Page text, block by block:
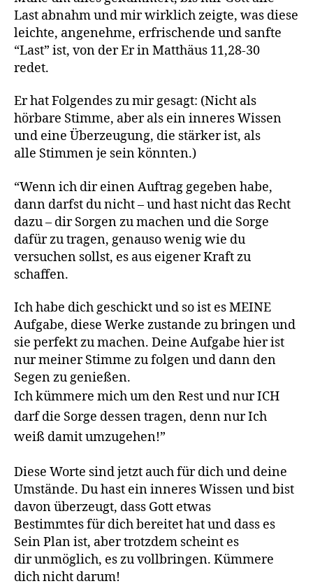
Last abnahm und mir wirklich zeigte, was diese
leichte, angenehme, erfrischende und sanfte
“Last” ist, von der Er in Matthäus 11,28-30
redet.
Er hat Folgendes zu mir gesagt: (Nicht als
hörbare Stimme, aber als ein inneres Wissen
und eine Überzeugung, die stärker ist, als
alle Stimmen je sein könnten.)
“Wenn ich dir einen Auftrag gegeben habe,
dann darfst du nicht – und hast nicht das Recht
dazu – dir Sorgen zu machen und die Sorge
dafür zu tragen, genauso wenig wie du
versuchen sollst, es aus eigener Kraft zu
schaffen.
Ich habe dich geschickt und so ist es MEINE
Aufgabe, diese Werke zustande zu bringen und
sie perfekt zu machen. Deine Aufgabe hier ist
nur meiner Stimme zu folgen und dann den
Segen zu genießen.
Ich kümmere mich um den Rest und nur ICH
darf die Sorge dessen tragen, denn nur Ich
weiß damit umzugehen!”
Diese Worte sind jetzt auch für dich und deine
Umstände. Du hast ein inneres Wissen und bist
davon überzeugt, dass Gott etwas
Bestimmtes für dich bereitet hat und dass es
Sein Plan ist, aber trotzdem scheint es
dir unmöglich, es zu vollbringen. Kümmere
dich nicht darum!